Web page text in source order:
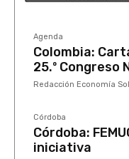
Agenda
Colombia:
25.º Congreso
Redacción Economía
Córdoba
Córdoba:
iniciativa